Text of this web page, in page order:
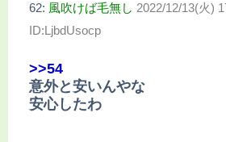
62: 風吹けば毛無し 2022/12/13(火)
ID:LjbdUsocp
>>54
意外と安いんやな
安心したわ